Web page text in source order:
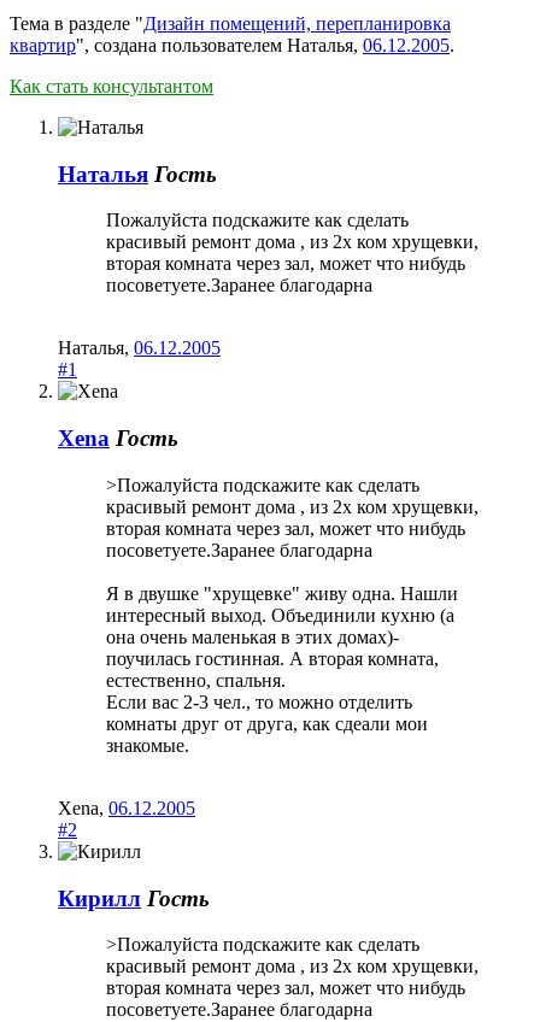
Тема в разделе "Дизайн помещений, перепланировка
квартир", создана пользователем Наталья, 06.12.2005.
Как стать консультантом
Наталья Гость
Пожалуйста подскажите как сделать
красивый ремонт дома , из 2х ком хрущевки,
вторая комната через зал, может что нибудь
посоветуете.Заранее благодарна
Наталья, 06.12.2005
#1
Xena Гость
>Пожалуйста подскажите как сделать
красивый ремонт дома , из 2х ком хрущевки,
вторая комната через зал, может что нибудь
посоветуете.Заранее благодарна
Я в двушке "хрущевке" живу одна. Нашли
интересный выход. Объединили кухню (а
она очень маленькая в этих домах)-
поучилась гостинная. А вторая комната,
естественно, спальня.
Если вас 2-3 чел., то можно отделить
комнаты друг от друга, как сдеали мои
знакомые.
Xena, 06.12.2005
#2
Кирилл Гость
>Пожалуйста подскажите как сделать
красивый ремонт дома , из 2х ком хрущевки,
вторая комната через зал, может что нибудь
посоветуете.Заранее благодарна